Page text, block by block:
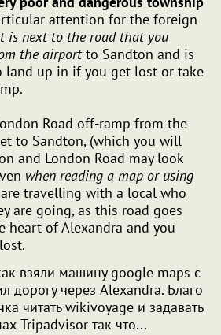
attention for the foreign
is next to the road that you
the airportto Sandton and is
land up in if you get lost or take
Road off-ramp from the
to Sandton, (which you will
and London Road may look
when reading a map or using
travelling with a local who
are going, as this road goes
heart of Alexandra and you
взяли машину google maps с
дорогу через Alexandra. Благо
читать wikivoyage и задавать
Tripadvisor так что...